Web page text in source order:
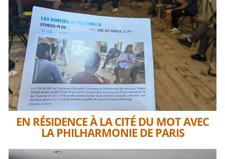
EN RÉSIDENCE À LA CITÉ DU MOT AVEC
LA PHILHARMONIE DE PARIS